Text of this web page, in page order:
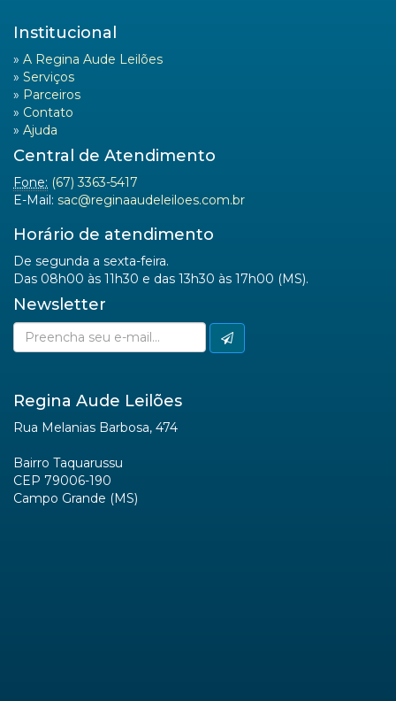
Institucional
» A Regina Aude Leilões
» Serviços
» Parceiros
» Contato
» Ajuda
Central de Atendimento
Fone: (67) 3363-5417
E-Mail: sac@reginaaudeleiloes.com.br
Horário de atendimento
De segunda a sexta-feira.
Das 08h00 às 11h30 e das 13h30 às 17h00 (MS).
Newsletter
Regina Aude Leilões
Rua Melanias Barbosa, 474
Bairro Taquarussu
CEP 79006-190
Campo Grande (MS)